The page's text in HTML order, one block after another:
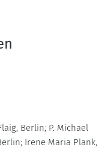
Berlin; P. Michael
Irene Maria Plank,